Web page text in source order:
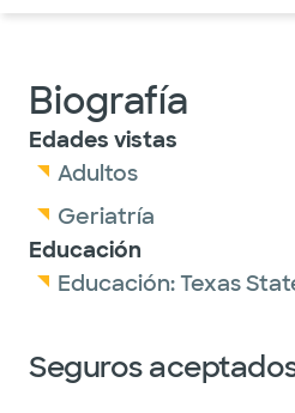
Biografía
Edades vistas
Adultos
Geriatría
Educación
Educación:Texas
Seguros